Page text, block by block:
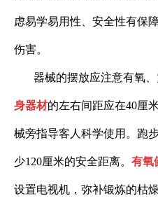
虑易学易用性、安全性有保
伤害。
器械的摆放应注意有氧、
身器材的左右间距应在40厘
械旁指导客人科学使用。跑
少120厘米的安全距离。 有氧
设置电视机，弥补锻炼的枯燥